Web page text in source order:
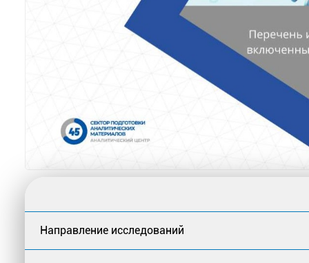
Направление исследований